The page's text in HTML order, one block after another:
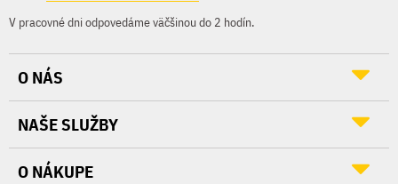
V pracovné dni odpovedáme väčšinou do 2 hodín.
O NÁS
NAŠE SLUŽBY
O NÁKUPE